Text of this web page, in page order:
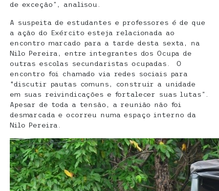
de exceção”, analisou.
A suspeita de estudantes e professores é de que
a ação do Exército esteja relacionada ao
encontro marcado para a tarde desta sexta, na
Nilo Pereira, entre integrantes dos Ocupa de
outras escolas secundaristas ocupadas. O
encontro foi chamado via redes sociais para
“discutir pautas comuns, construir a unidade
em suas reivindicações e fortalecer suas lutas”.
Apesar de toda a tensão, a reunião não foi
desmarcada e ocorreu numa espaço interno da
Nilo Pereira.